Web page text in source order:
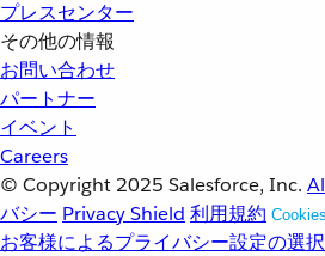
プレスセンター
その他の情報
お問い合わせ
パートナー
イベント
Careers
© Copyright 2025 Salesforce, Inc.
バシー Privacy Shield 利用規約
お客様によるプライバシー設定の選